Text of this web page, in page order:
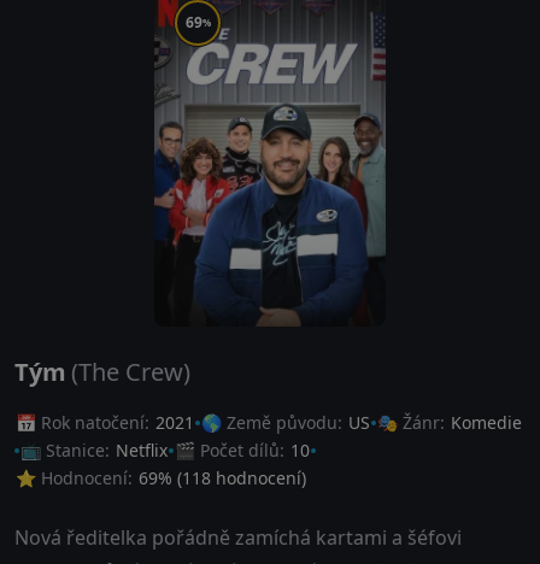
69%
Tým (The Crew)
📅 Rok natočení: 2021 🌎 Země původu: US 🎭 Žánr: Komedie
📺 Stanice: Netflix 🎬 Počet dílů: 10
⭐ Hodnocení: 69% (118 hodnocení)
Nová ředitelka pořádně zamíchá kartami a šéfovi